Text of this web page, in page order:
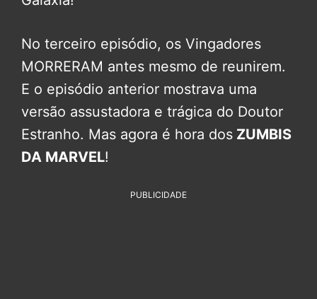
No terceiro episódio, os Vingadores
MORRERAM antes mesmo de reunirem.
E o episódio anterior mostrava uma
versão assustadora e trágica do Doutor
Estranho. Mas agora é hora dos ZUMBIS
DA MARVEL!
PUBLICIDADE